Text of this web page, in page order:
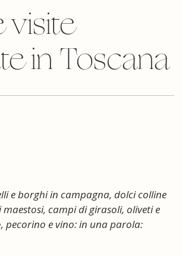
visite
in Toscana
e borghi in campagna, dolci colline
maestosi, campi di girasoli, oliveti e
pecorino e vino: in una parola: